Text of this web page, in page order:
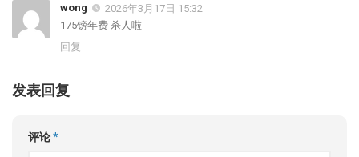
wong
2026年3月17日 15:32
175镑年费 杀人啦
回复
发表回复
评论*